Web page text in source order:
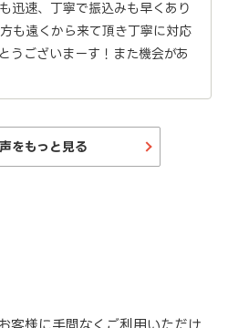
迅速、丁寧で振込みも早くあり
も遠くから来て頂き丁寧に対応
うございまーす！また機会があ
をもっと見る